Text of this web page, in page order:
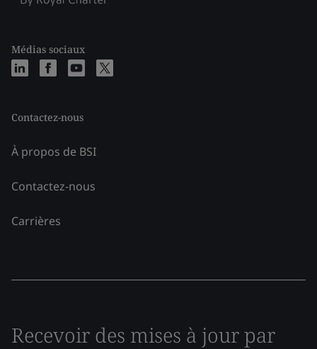
Médias sociaux
Contactez-nous
À propos de BSI
Contactez-nous
Carrières
Recevoir des mises à jour par